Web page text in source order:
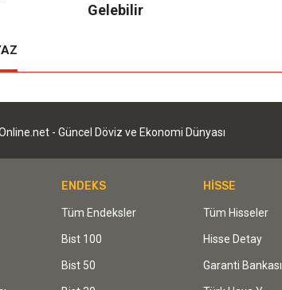
Gelebilir
- Güncel Döviz ve Ekonomi Dünyası
ENDEKS
Tüm Endeksler
Bist 100
Bist 50
HİSSE
Tüm Hisseler
Hisse Detay
Garanti Bankası